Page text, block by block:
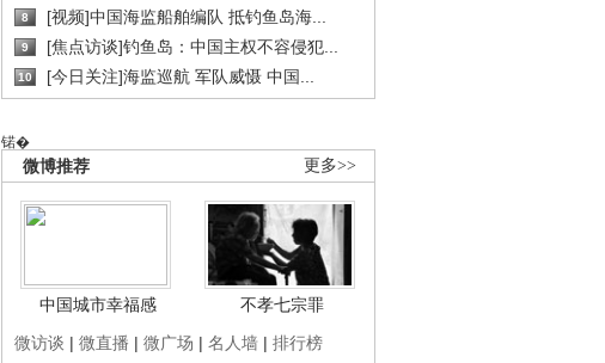
8 [视频]中国海监船舶编队 抵钓鱼岛海...
9 [焦点访谈]钓鱼岛：中国主权不容侵犯...
10 [今日关注]海监巡航 军队威慑 中国...
锘�
更多>>
微博推荐
中国城市幸福感
不孝七宗罪
微访谈 | 微直播 | 微广场 | 名人墙 | 排行榜